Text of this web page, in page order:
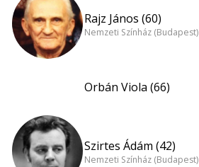
Rajz János (60)
Nemzeti Színház (Budapest)
Orbán Viola (66)
Szirtes Ádám (42)
Nemzeti Színház (Budapest)